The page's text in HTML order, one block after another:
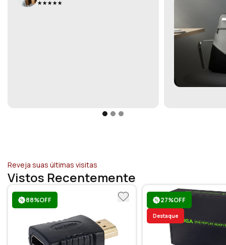
Reveja suas últimas visitas
Vistos Recentemente
88%OFF 27%OFF
Destaque